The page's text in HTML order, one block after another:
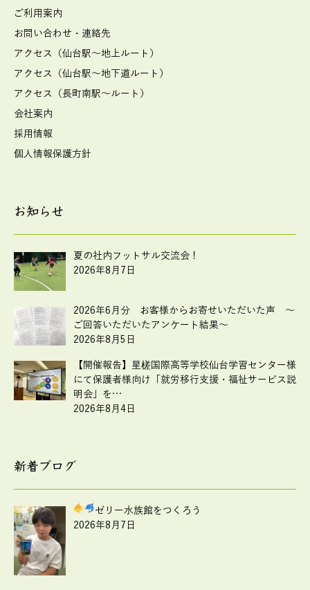
ご利用案内
お問い合わせ・連絡先
アクセス（仙台駅～地上ルート）
アクセス（仙台駅～地下道ルート）
アクセス（長町南駅～ルート）
会社案内
採用情報
個人情報保護方針
お知らせ
夏の社内フットサル交流会！
2026年8月7日
2026年6月分 お客様からお寄せいただいた声 ～
ご回答いただいたアンケート結果～
2026年8月5日
【開催報告】星槎国際高等学校仙台学習センター様
にて保護者様向け「就労移行支援・福祉サービス説
明会」を…
2026年8月4日
新着ブログ
ゼリー水族館をつくろう
2026年8月7日